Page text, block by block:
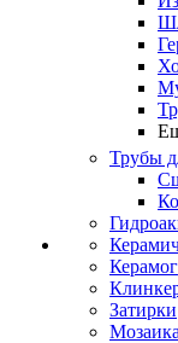
Трубы
Затирки
Мозаика